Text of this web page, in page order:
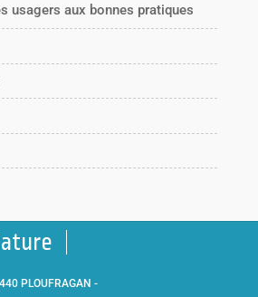
usagers aux bonnes pratiques
PLOUFRAGAN -